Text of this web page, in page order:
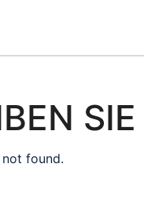
found.